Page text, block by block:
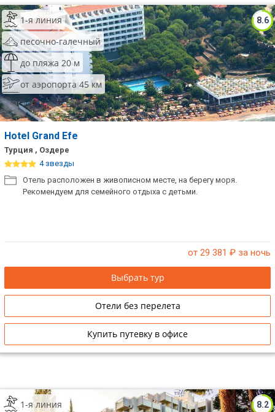
8.6
1-я линия
песочно-галечный
до пляжа 20 м
от аэропорта 45 км
Hotel Grand Efe
Турция , Оздере
4 звезды
Отель расположен в живописном месте, на берегу моря.
Рекомендуем для семейного отдыха с детьми.
от 29 381 ₽ за ночь
Выбрать тур
Отели без перелета
Купить путевку в офисе
8.2
1-я линия